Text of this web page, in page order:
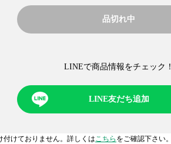
NEXT 品切れ中
LINEで商品情報をチェック！​
LINE友だち追加
けておりません。詳しくはこちら をご確認下さい。